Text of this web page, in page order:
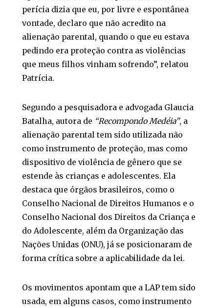
perícia dizia que eu, por livre e espontânea
vontade, declaro que não acredito na
alienação parental, quando o que eu estava
pedindo era proteção contra as violências
que meus filhos vinham sofrendo”, relatou
Patrícia.
Segundo a pesquisadora e advogada Glaucia
Batalha, autora de “Recompondo Medéia”, a
alienação parental tem sido utilizada não
como instrumento de proteção, mas como
dispositivo de violência de gênero que se
estende às crianças e adolescentes. Ela
destaca que órgãos brasileiros, como o
Conselho Nacional de Direitos Humanos e o
Conselho Nacional dos Direitos da Criança e
do Adolescente, além da Organização das
Nações Unidas (ONU), já se posicionaram de
forma crítica sobre a aplicabilidade da lei.
Os movimentos apontam que a LAP tem sido
usada, em alguns casos, como instrumento